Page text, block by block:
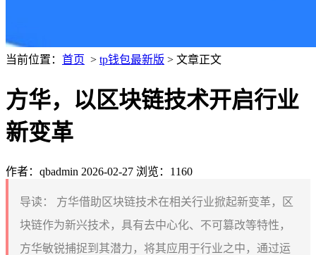
当前位置： 首页 > tp钱包最新版 > 文章正文
方华，以区块链技术开启行业
新变革
作者：qbadmin 2026-02-27 浏览：1160
导读：
方华借助区块链技术在相关行业掀起新变革，区
块链作为新兴技术，具有去中心化、不可篡改等特性，
方华敏锐捕捉到其潜力，将其应用于行业之中，通过运